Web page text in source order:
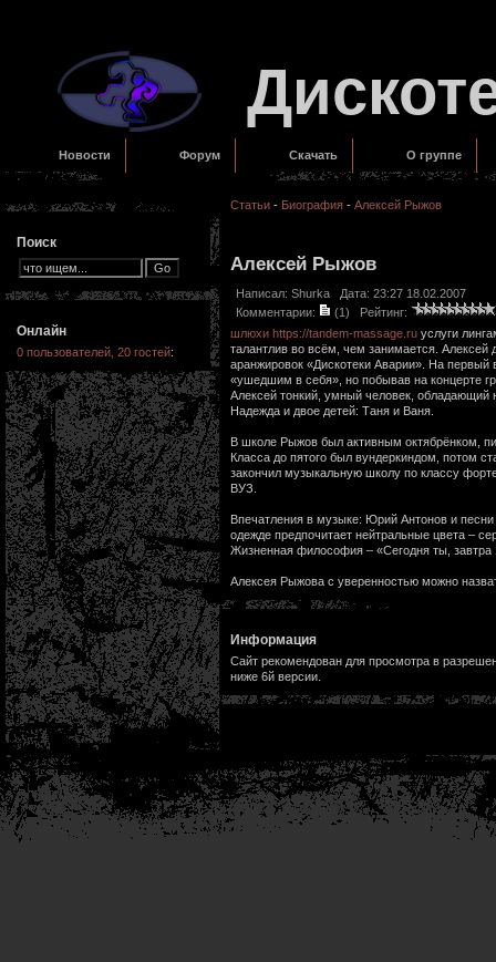
Новости Форум Скачать О группе
Поиск
Онлайн
0 пользователей, 20 гостей:
Статьи - Биография - Алексей Рыжов
Алексей Рыжов
Написал: Shurka Дата: 23:27 18.02.2007
Комментарии:
(1) Рейтинг:
шлюхи https://tandem-massage.ru услуги
талантлив во всём, чем занимается. Алексей
аранжировок «Дискотеки Аварии». На
«ушедшим в себя», но побывав на концерте
Алексей тонкий, умный человек,
Надежда и двое детей: Таня и Ваня.
В школе Рыжов был активным октябрёнком,
Класса до пятого был вундеркиндом, потом
закончил музыкальную школу по классу
ВУЗ.
Впечатления в музыке: Юрий Антонов и
одежде предпочитает нейтральные цвета –
Жизненная философия – «Сегодня ты, завтра
Алексея Рыжова с уверенностью можно
Информация
Сайт рекомендован для просмотра в
ниже 6й версии.